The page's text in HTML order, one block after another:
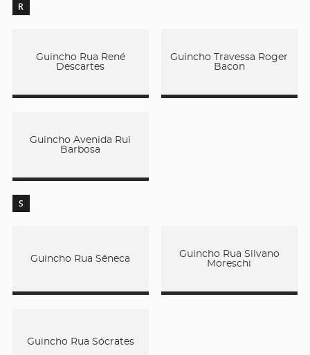
R
Guincho Rua René
Descartes
Guincho Travessa Roger
Bacon
Guincho Avenida Rui
Barbosa
S
Guincho Rua Sêneca
Guincho Rua Silvano
Moreschi
Guincho Rua Sócrates